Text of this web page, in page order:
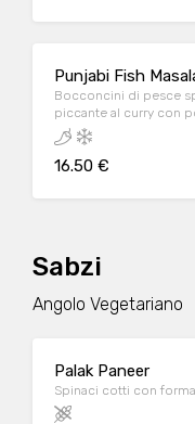
Punjabi Fish
Bocconcini di pesce
piccante al curry con
spezie
16.50 €
Sabzi
Angolo Vegetariano
Palak Paneer
Spinaci cotti con